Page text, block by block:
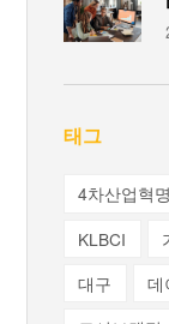
태그
4차산업혁명
KLBCI
대구
데